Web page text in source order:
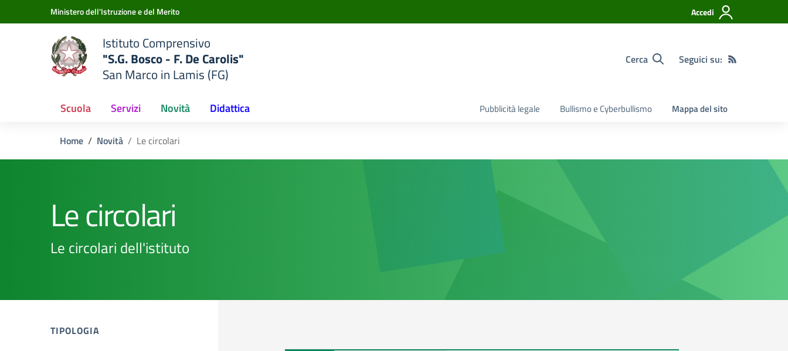
Vai ai contenuti
Vai al menu di navigazioneMinistero dell'Istruzione e del Merito Accedi
Istituto Comprensivo
"S.G. Bosco - F. De Carolis"
San Marco in Lamis (FG)
Cerca Seguici su:
Scuola Servizi Novità Didattica Pubblicità legale Bullismo e Cyberbullismo Mappa del sito
Home Novità Le circolari
Le circolari
Le circolari dell'istituto
TIPOLOGIA